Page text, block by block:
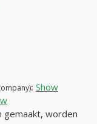
: Show
gemaakt, worden